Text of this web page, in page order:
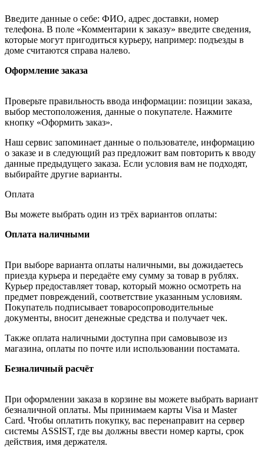
Введите данные о себе: ФИО, адрес доставки, номер
телефона. В поле «Комментарии к заказу» введите сведения,
которые могут пригодиться курьеру, например: подъезды в
доме считаются справа налево.
Оформление заказа
Проверьте правильность ввода информации: позиции заказа,
выбор местоположения, данные о покупателе. Нажмите
кнопку «Оформить заказ».
Наш сервис запоминает данные о пользователе, информацию
о заказе и в следующий раз предложит вам повторить к вводу
данные предыдущего заказа. Если условия вам не подходят,
выбирайте другие варианты.
Оплата
Вы можете выбрать один из трёх вариантов оплаты:
Оплата наличными
При выборе варианта оплаты наличными, вы дожидаетесь
приезда курьера и передаёте ему сумму за товар в рублях.
Курьер предоставляет товар, который можно осмотреть на
предмет повреждений, соответствие указанным условиям.
Покупатель подписывает товаросопроводительные
документы, вносит денежные средства и получает чек.
Также оплата наличными доступна при самовывозе из
магазина, оплаты по почте или использовании постамата.
Безналичный расчёт
При оформлении заказа в корзине вы можете выбрать вариант
безналичной оплаты. Мы принимаем карты Visa и Master
Card. Чтобы оплатить покупку, вас перенаправит на сервер
системы ASSIST, где вы должны ввести номер карты, срок
действия, имя держателя.